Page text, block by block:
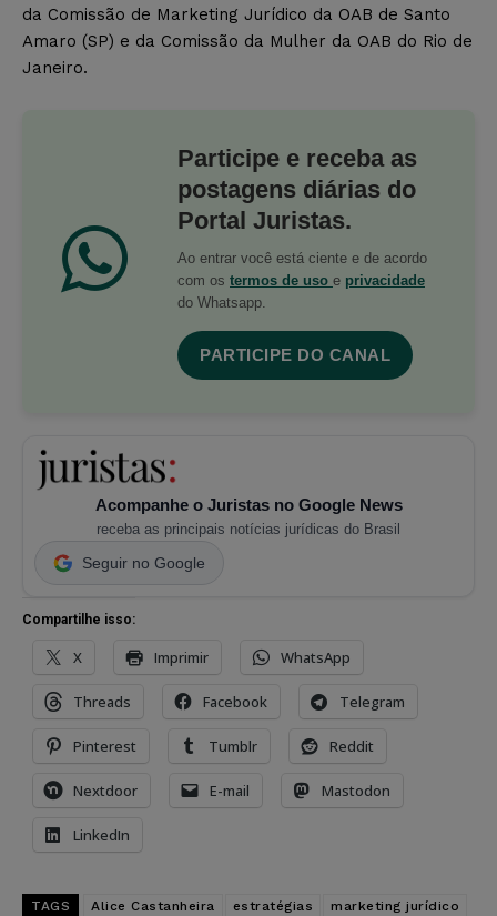
da Comissão de Marketing Jurídico da OAB de Santo
Amaro (SP) e da Comissão da Mulher da OAB do Rio de
Janeiro.
Participe e receba as
postagens diárias do
Portal Juristas.
Ao entrar você está ciente e de acordo
com os termos de uso e privacidade
do Whatsapp.
PARTICIPE DO CANAL
Acompanhe o Juristas no Google News
receba as principais notícias jurídicas do Brasil
Seguir no Google
Compartilhe isso:
X Imprimir WhatsApp
Threads Facebook Telegram
Pinterest Tumblr Reddit
Nextdoor E-mail Mastodon
LinkedIn
TAGS Alice Castanheira estratégias
marketing jurídico